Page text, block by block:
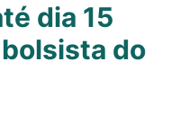
dia 15
do